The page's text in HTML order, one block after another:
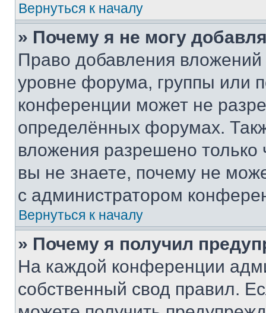
Вернуться к началу
» Почему я не могу
Право добавления
уровне форума, группы или
конференции может не
определённых форумах.
вложения разрешено
вы не знаете, почему не
с администратором
Вернуться к началу
» Почему я получил
На каждой конференции
собственный свод правил.